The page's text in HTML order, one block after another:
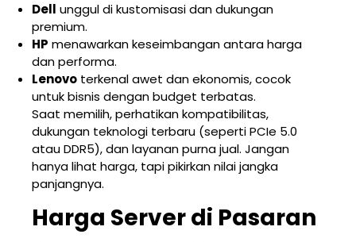
Dell unggul di kustomisasi dan dukungan
premium.
HP menawarkan keseimbangan antara harga
dan performa.
Lenovo terkenal awet dan ekonomis, cocok
untuk bisnis dengan budget terbatas.
Saat memilih, perhatikan kompatibilitas,
dukungan teknologi terbaru (seperti PCIe 5.0
atau DDR5), dan layanan purna jual. Jangan
hanya lihat harga, tapi pikirkan nilai jangka
panjangnya.
Harga Server di Pasaran